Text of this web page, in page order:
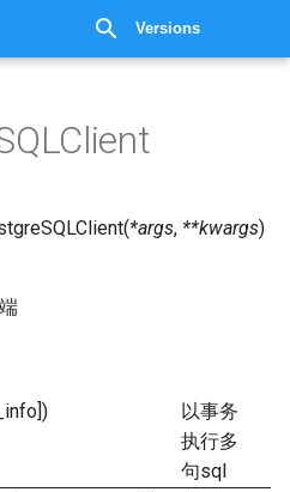
Versions
(*args, **kwargs)
以事务
执行多
句sql